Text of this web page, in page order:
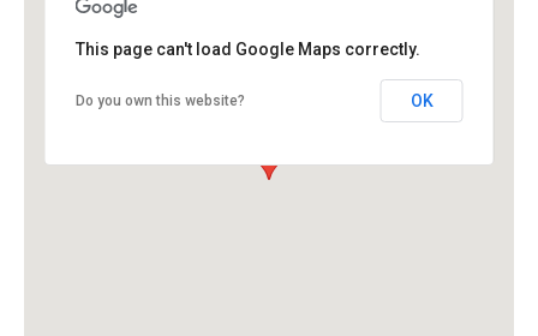
This page can't load Google Maps correctly.
Do you own this website? OK